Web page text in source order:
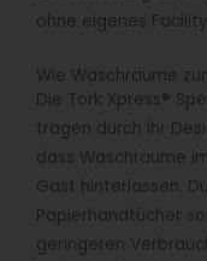
ohne eigenes
Wie Waschräume
Die Tork Xpress®
tragen durch ihr
dass Waschräume
Gast hinterlassen.
Papierhandtücher
geringeren